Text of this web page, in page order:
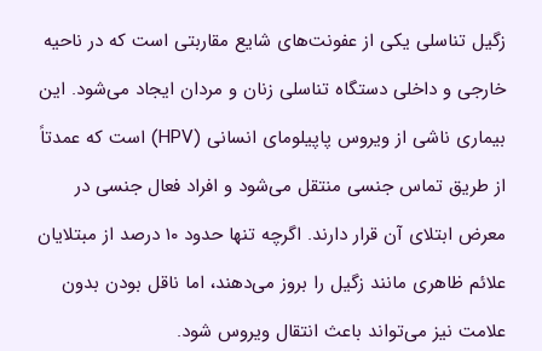
زگیل تناسلی یکی از عفونت‌های شایع مقاربتی است که در ناحیه
خارجی و داخلی دستگاه تناسلی زنان و مردان ایجاد می‌شود. این
بیماری ناشی از ویروس پاپیلومای انسانی (HPV) است که عمدتاً
از طریق تماس جنسی منتقل می‌شود و افراد فعال جنسی در
معرض ابتلای آن قرار دارند. اگرچه تنها حدود ۱۰ درصد از مبتلایان
علائم ظاهری مانند زگیل را بروز می‌دهند، اما ناقل بودن بدون
علامت نیز می‌تواند باعث انتقال ویروس شود.